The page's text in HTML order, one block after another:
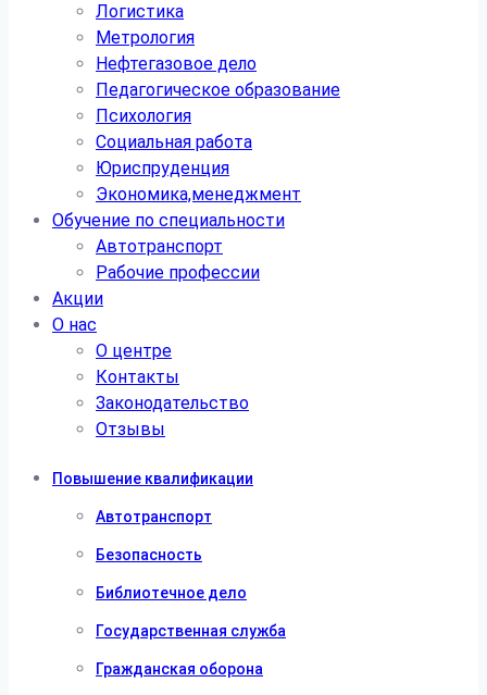
Логистика
Метрология
Нефтегазовое дело
Педагогическое образование
Психология
Социальная работа
Юриспруденция
Экономика,менеджмент
Обучение по специальности
Автотранспорт
Рабочие профессии
Акции
О нас
О центре
Контакты
Законодательство
Отзывы
Повышение квалификации
Автотранспорт
Безопасность
Библиотечное дело
Государственная служба
Гражданская оборона